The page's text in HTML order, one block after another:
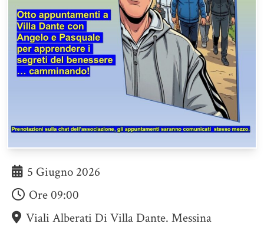
5 Giugno 2026
Ore09:00
Viali Alberati Di Villa Dante. Messina